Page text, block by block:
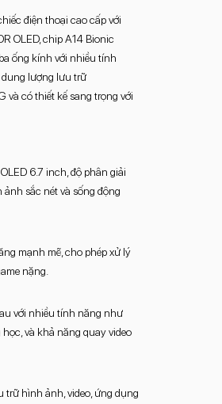
điện thoại cao cấp với
OLED, chip A14 Bionic
ống kính với nhiều tính
lượng lưu trữ
và có thiết kế sang trọng với
6.7 inch, độ phân giải
sắc nét và sống động
mạnh mẽ, cho phép xử lý
nặng.
với nhiều tính năng như
và khả năng quay video
trữ hình ảnh, video, ứng dụng